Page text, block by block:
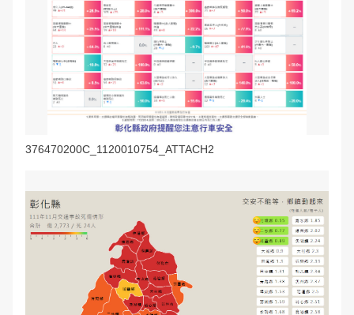
376470200C_1120010754_ATTACH2